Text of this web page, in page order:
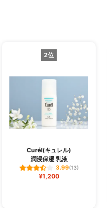
2位
Curél(キュレル)
潤浸保湿 乳液
3.99(13)
¥1,200